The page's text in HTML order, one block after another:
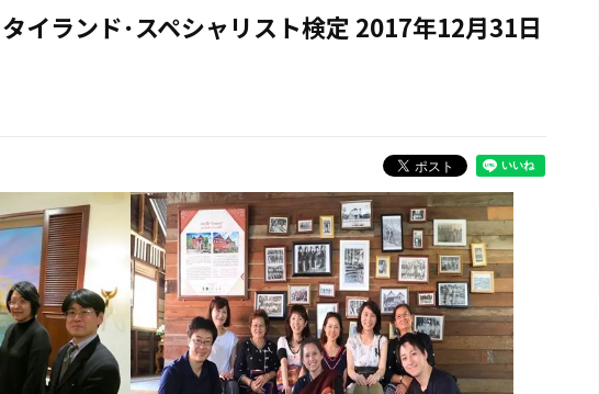
イランド･スペシャリスト検定 2017年12月31日